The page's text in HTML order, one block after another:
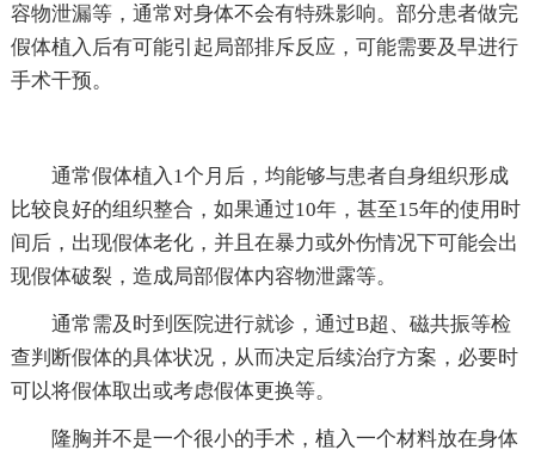
容物泄漏等，通常对身体不会有特殊影响。部分患者做完
假体植入后有可能引起局部排斥反应，可能需要及早进行
手术干预。
通常假体植入1个月后，均能够与患者自身组织形成
比较良好的组织整合，如果通过10年，甚至15年的使用时
间后，出现假体老化，并且在暴力或外伤情况下可能会出
现假体破裂，造成局部假体内容物泄露等。
通常需及时到医院进行就诊，通过B超、磁共振等检
查判断假体的具体状况，从而决定后续治疗方案，必要时
可以将假体取出或考虑假体更换等。
隆胸并不是一个很小的手术，植入一个材料放在身体